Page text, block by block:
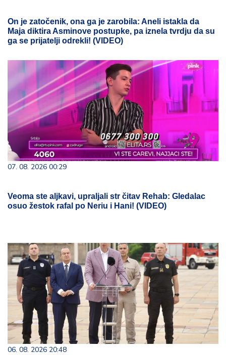
On je zatočenik, ona ga je zarobila: Aneli istakla da
Maja diktira Asminove postupke, pa iznela tvrdju da su
ga se prijatelji odrekli! (VIDEO)
07. 08. 2026 00:29
Veoma ste aljkavi, upraljali str čitav Rehab: Gledalac
osuo žestok rafal po Neriu i Hani! (VIDEO)
06. 08. 2026 20:48